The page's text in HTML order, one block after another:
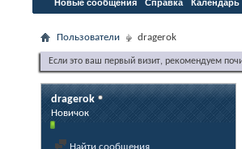
Новые сообщения Справка Календарь
Пользователи dragerok
Если это ваш первый визит, рекомендуем
dragerok
Новичок